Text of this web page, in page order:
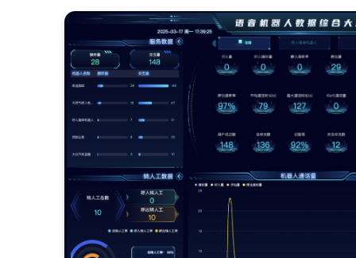
的连贯性和自然度。
大模型能够根据用户的历史交互数据和偏好
验。
百亿参数大模型通常具备多语言和多方言的
广泛的用户群体。
大模型的学习能力使得语音机器人能够不断
化服务质量。